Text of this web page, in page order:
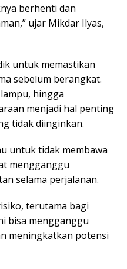
berhenti dan
ujar Mikdar Ilyas,
untuk memastikan
sebelum berangkat.
hingga
menjadi hal penting
tidak diinginkan.
untuk tidak membawa
mengganggu
selama perjalanan.
terutama bagi
bisa mengganggu
meningkatkan potensi